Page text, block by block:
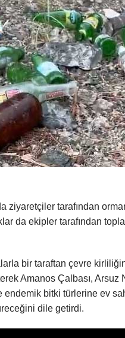
ziyaretçiler tarafından
da ekipler tarafından
bir taraftan çevre
Amanos Çalbası,
endemik bitki türlerine ev
dile getirdi.